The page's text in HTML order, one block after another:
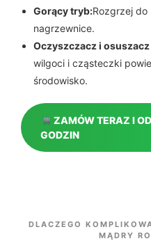
Gorący tryb:Rozgrzej do
nagrzewnice.
Oczyszczacz i
wilgoci i cząsteczki
środowisko.
ZAMÓW TERAZ I
GODZIN
DLACZEGO
MĄDRY